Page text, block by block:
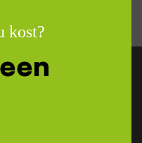
kost?